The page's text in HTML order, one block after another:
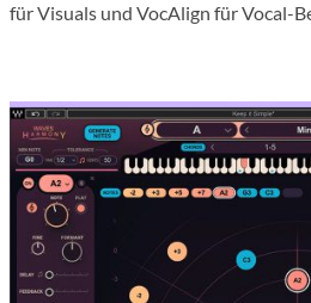
für Visuals und VocAlign für Vocal-